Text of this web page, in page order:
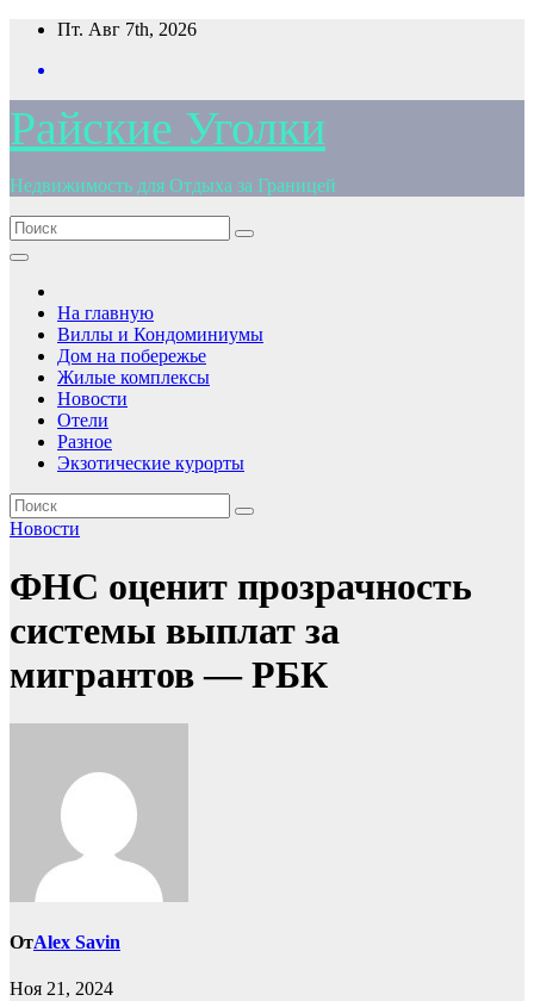
Перейти
содержимому
Пт. Авг 7th, 2026
Райские Уголки
Недвижимость для Отдыха за Границей
На главную
Виллы и Кондоминиумы
Дом на побережье
Жилые комплексы
Новости
Отели
Разное
Экзотические курорты
Новости
ФНС оценит прозрачность
системы выплат за
мигрантов — РБК
ОтAlex Savin
Ноя 21, 2024